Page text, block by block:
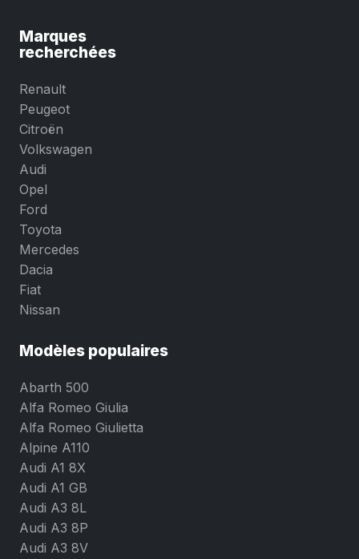
Marques
recherchées
Renault
Peugeot
Citroën
Volkswagen
Audi
Opel
Ford
Toyota
Mercedes
Dacia
Fiat
Nissan
Modèles populaires
Abarth 500
Alfa Romeo Giulia
Alfa Romeo Giulietta
Alpine A110
Audi A1 8X
Audi A1 GB
Audi A3 8L
Audi A3 8P
Audi A3 8V